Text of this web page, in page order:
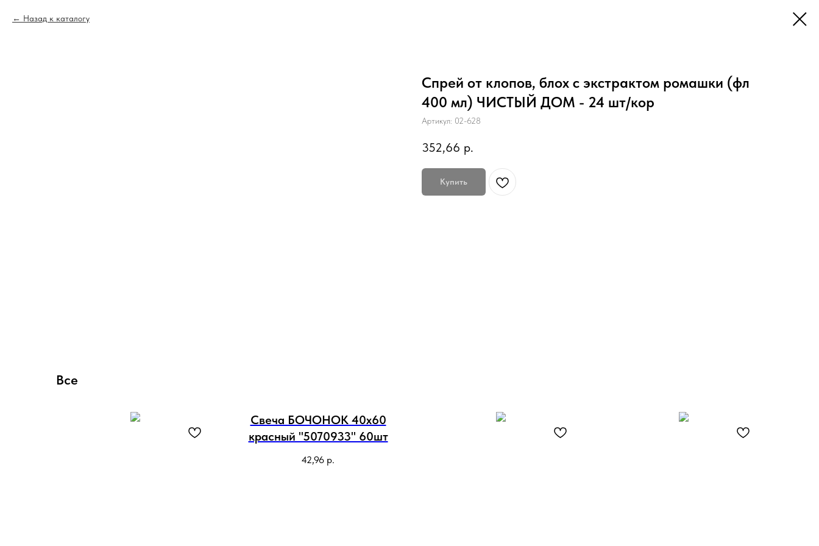
Назад к каталогу
Спрей от клопов, блох с экстрактом ромашки (фл
400 мл) ЧИСТЫЙ ДОМ - 24 шт/кор
Артикул: 02-628
352,66 р.
Купить
Все
Свеча БОЧОНОК 40х60
красный "5070933" 60шт
42,96 р.